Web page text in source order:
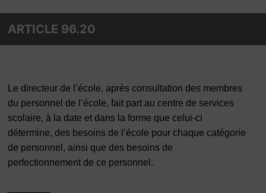
ARTICLE 96.20
Le directeur de l’école, après consultation des membres
du personnel de l’école, fait part au centre de services
scolaire, à la date et dans la forme que celui-ci
détermine, des besoins de l’école pour chaque catégorie
de personnel, ainsi que des besoins de
perfectionnement de ce personnel.